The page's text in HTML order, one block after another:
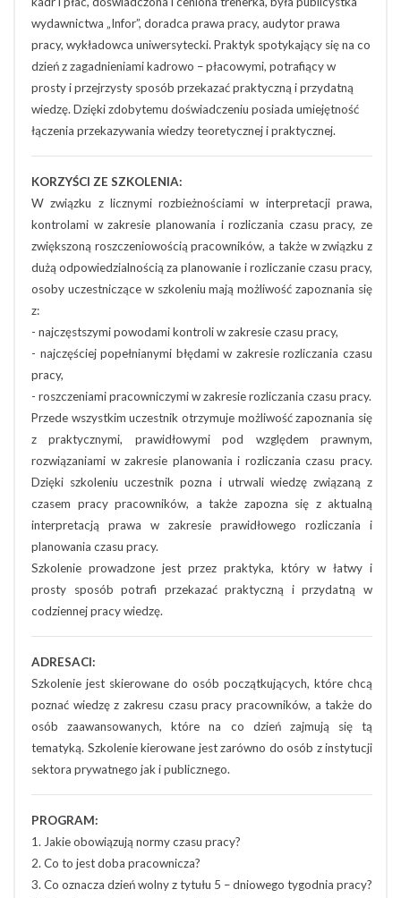
wydawnictwa „Infor”, doradca prawa pracy, audytor prawa
pracy, wykładowca uniwersytecki. Praktyk spotykający się na co
dzień z zagadnieniami kadrowo – płacowymi, potrafiący w
prosty i przejrzysty sposób przekazać praktyczną i przydatną
wiedzę. Dzięki zdobytemu doświadczeniu posiada umiejętność
łączenia przekazywania wiedzy teoretycznej i praktycznej.
KORZYŚCI ZE SZKOLENIA:
W związku z licznymi rozbieżnościami w interpretacji prawa,
kontrolami w zakresie planowania i rozliczania czasu pracy, ze
zwiększoną roszczeniowością pracowników, a także w związku z
dużą odpowiedzialnością za planowanie i rozliczanie czasu pracy,
osoby uczestniczące w szkoleniu mają możliwość zapoznania się
z:
- najczęstszymi powodami kontroli w zakresie czasu pracy,
- najczęściej popełnianymi błędami w zakresie rozliczania czasu
pracy,
- roszczeniami pracowniczymi w zakresie rozliczania czasu pracy.
Przede wszystkim uczestnik otrzymuje możliwość zapoznania się
z praktycznymi, prawidłowymi pod względem prawnym,
rozwiązaniami w zakresie planowania i rozliczania czasu pracy.
Dzięki szkoleniu uczestnik pozna i utrwali wiedzę związaną z
czasem pracy pracowników, a także zapozna się z aktualną
interpretacją prawa w zakresie prawidłowego rozliczania i
planowania czasu pracy.
Szkolenie prowadzone jest przez praktyka, który w łatwy i
prosty sposób potrafi przekazać praktyczną i przydatną w
codziennej pracy wiedzę.
ADRESACI:
Szkolenie jest skierowane do osób początkujących, które chcą
poznać wiedzę z zakresu czasu pracy pracowników, a także do
osób zaawansowanych, które na co dzień zajmują się tą
tematyką. Szkolenie kierowane jest zarówno do osób z instytucji
sektora prywatnego jak i publicznego.
PROGRAM:
1. Jakie obowiązują normy czasu pracy?
2. Co to jest doba pracownicza?
3. Co oznacza dzień wolny z tytułu 5 – dniowego tygodnia pracy?